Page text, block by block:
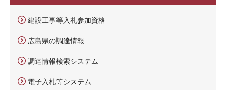
建設工事等入札参加資格
広島県の調達情報
調達情報検索システム
電子入札等システム